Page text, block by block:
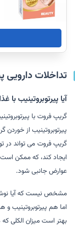
تداخلات دارویی
آیا پیرتوبروتینیب با
گریپ فروت با
پیرتوبروتینیب از
گریپ فروت می تواند در
ایجاد کند، که ممکن
عوارض جانبی شود.
مشخص نیست که آیا
اما هم پیرتوبروتینیب و
بهتر است میزان الکلی